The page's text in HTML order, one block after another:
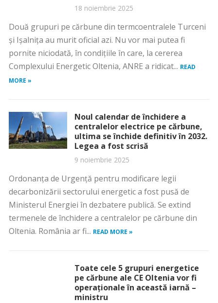
18 noiembrie 2025
Două grupuri pe cărbune din termcoentralele Turceni
și Ișalnița au murit oficial azi. Nu vor mai putea fi
pornite niciodată, în condițiile în care, la cererea
Complexului Energetic Oltenia, ANRE a ridicat... READ
MORE »
Noul calendar de închidere a
centralelor electrice pe cărbune,
ultima se închide definitiv în 2032.
Legea a fost scrisă
9 noiembrie 2025
Ordonanța de Urgență pentru modificare legii
decarbonizării sectorului energetic a fost pusă de
Ministerul Energiei în dezbatere publică. Se extind
termenele de închidere a centralelor pe cărbune din
Oltenia. România ar fi... READ MORE »
Toate cele 5 grupuri energetice
pe cărbune ale CE Oltenia vor fi
operaționale în această iarnă –
ministru